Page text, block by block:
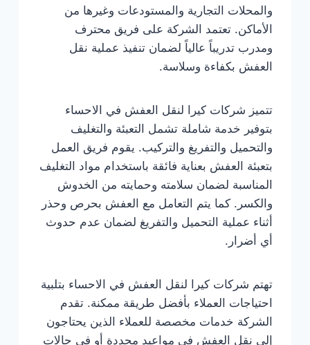
والمحلات التجارية والمستودعات وغيرها من
الأماكن. تعتمد الشركة على فريق محترف
ومدرب تدريباً عالياً لضمان تنفيذ عملية نقل
العفش بكفاءة وسلاسة.
تتميز شركات كيرا لنقل العفش في الاحساء
بتوفير خدمة شاملة تشمل التعبئة والتغليف
والتحميل والتفريغ والتركيب. يقوم فريق العمل
بتعبئة العفش بعناية فائقة باستخدام مواد التغليف
المناسبة لضمان سلامته وحمايته من الخدوش
والكسر. كما يتم التعامل مع العفش بحرص وحذر
أثناء عملية التحميل والتفريغ لضمان عدم حدوث
أي أضرار.
تهتم شركات كيرا لنقل العفش في الاحساء بتلبية
احتياجات العملاء بأفضل طريقة ممكنة. تقدم
الشركة خدمات مخصصة للعملاء الذين يحتاجون
إلى نقل العفش في مواعيد محددة أو في حالات